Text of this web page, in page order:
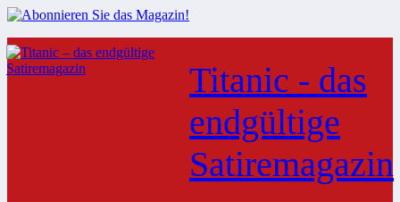
Zum
Inhalt
springen
Titanic - das
endgültige
Satiremagazin